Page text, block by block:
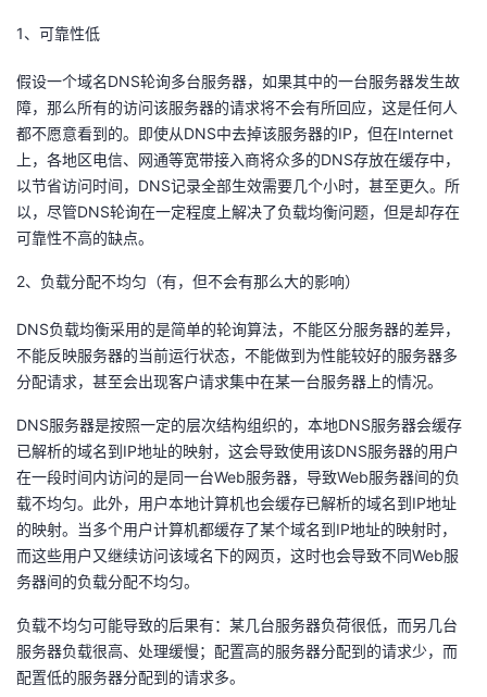
坛
圈
子
的
直
播
我
的
活
动
我
的
关
注
我
的
开
发
者
堂
我
的
程
我
认
的
我
我
的
Programs
我
的
支
我
的
技
支
我
的
声
1、可靠性低
假设一个域名DNS轮询多台服务器，如果其中的一台服务器发生故
障，那么所有的访问该服务器的请求将不会有所回应，这是任何人
都不愿意看到的。即使从DNS中去掉该服务器的IP，但在Internet
上，各地区电信、网通等宽带接入商将众多的DNS存放在缓存中，
以节省访问时间，DNS记录全部生效需要几个小时，甚至更久。所
以，尽管DNS轮询在一定程度上解决了负载均衡问题，但是却存在
可靠性不高的缺点。
2、负载分配不均匀（有，但不会有那么大的影响）
DNS负载均衡采用的是简单的轮询算法，不能区分服务器的差异，
不能反映服务器的当前运行状态，不能做到为性能较好的服务器多
分配请求，甚至会出现客户请求集中在某一台服务器上的情况。
DNS服务器是按照一定的层次结构组织的，本地DNS服务器会缓存
已解析的域名到IP地址的映射，这会导致使用该DNS服务器的用户
在一段时间内访问的是同一台Web服务器，导致Web服务器间的负
载不均匀。此外，用户本地计算机也会缓存已解析的域名到IP地址
的映射。当多个用户计算机都缓存了某个域名到IP地址的映射时，
而这些用户又继续访问该域名下的网页，这时也会导致不同Web服
务器间的负载分配不均匀。
负载不均匀可能导致的后果有：某几台服务器负荷很低，而另几台
服务器负载很高、处理缓慢；配置高的服务器分配到的请求少，而
配置低的服务器分配到的请求多。